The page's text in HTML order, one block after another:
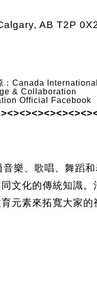
AB T2P
：Canada International
& Collaboration
Official Facebook
、歌唱、舞蹈和
文化的傳統知識
元素來拓寬大家的